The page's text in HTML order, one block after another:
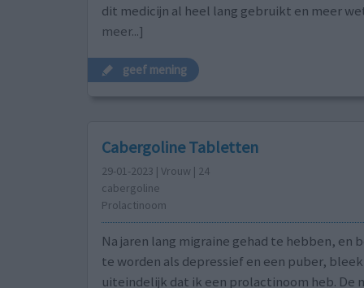
dit medicijn al heel lang gebruikt en meer
meer...]
geef mening
Cabergoline Tabletten
29-01-2023 | Vrouw | 24
cabergoline
Prolactinoom
Na jaren lang migraine gehad te hebben, en
te worden als depressief en een puber, bleek
uiteindelijk dat ik een prolactinoom heb. De